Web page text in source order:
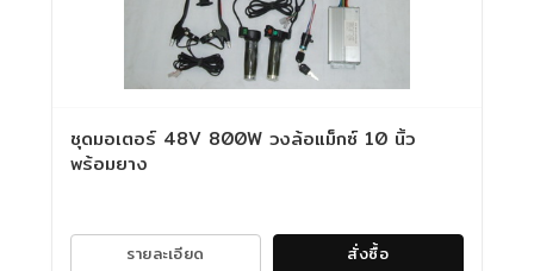
ชุดมอเตอร์ 48V 800W วงล้อแม็กซ์ 10 นิ้ว
พร้อมยาง
รายละเอียด สั่งซื้อ